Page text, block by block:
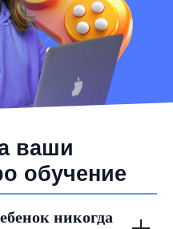
ваши
обучение
никогда